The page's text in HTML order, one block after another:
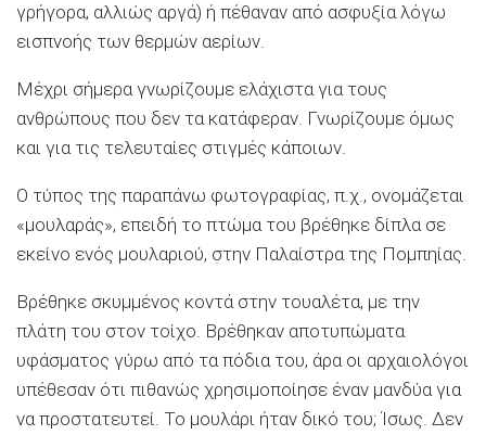
γρήγορα, αλλιώς αργά) ή πέθαναν από ασφυξία λόγω
εισπνοής των θερμών αερίων.
Μέχρι σήμερα γνωρίζουμε ελάχιστα για τους
ανθρώπους που δεν τα κατάφεραν. Γνωρίζουμε όμως
και για τις τελευταίες στιγμές κάποιων.
Ο τύπος της παραπάνω φωτογραφίας, π.χ., ονομάζεται
«μουλαράς», επειδή το πτώμα του βρέθηκε δίπλα σε
εκείνο ενός μουλαριού, στην Παλαίστρα της Πομπηίας.
Βρέθηκε σκυμμένος κοντά στην τουαλέτα, με την
πλάτη του στον τοίχο. Βρέθηκαν αποτυπώματα
υφάσματος γύρω από τα πόδια του, άρα οι αρχαιολόγοι
υπέθεσαν ότι πιθανώς χρησιμοποίησε έναν μανδύα για
να προστατευτεί. Το μουλάρι ήταν δικό του; Ίσως. Δεν